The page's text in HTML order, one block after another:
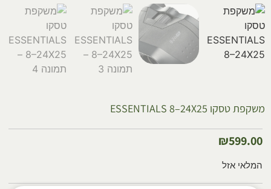
משקפת טסקו ESSENTIALS 8–24X25
₪599.00
המלאי אזל